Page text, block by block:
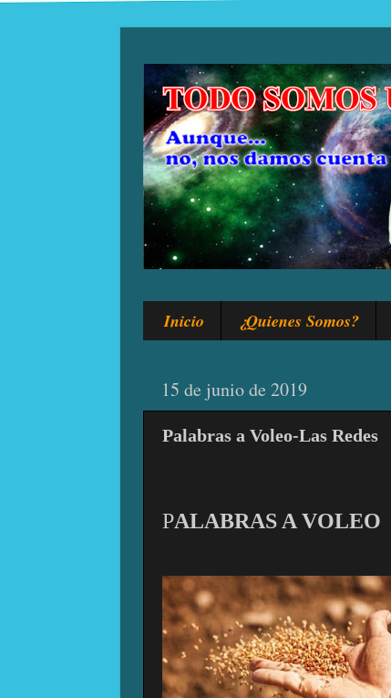
Inicio ¿Quienes Somos?
15 de junio de 2019
Palabras a Voleo-Las Redes
PALABRAS A VOLEO